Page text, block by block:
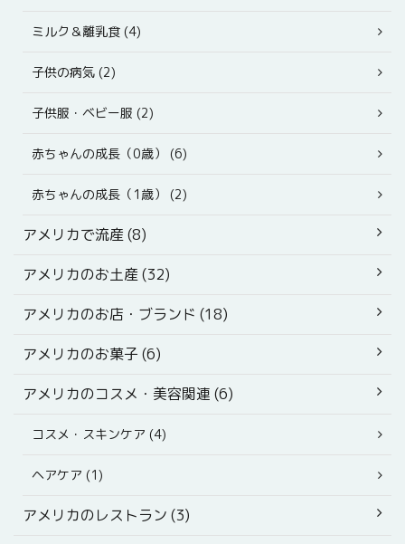
ミルク＆離乳食 (4)
子供の病気 (2)
子供服・ベビー服 (2)
赤ちゃんの成長（0歳） (6)
赤ちゃんの成長（1歳） (2)
アメリカで流産 (8)
アメリカのお土産 (32)
アメリカのお店・ブランド (18)
アメリカのお菓子 (6)
アメリカのコスメ・美容関連 (6)
コスメ・スキンケア (4)
ヘアケア (1)
アメリカのレストラン (3)